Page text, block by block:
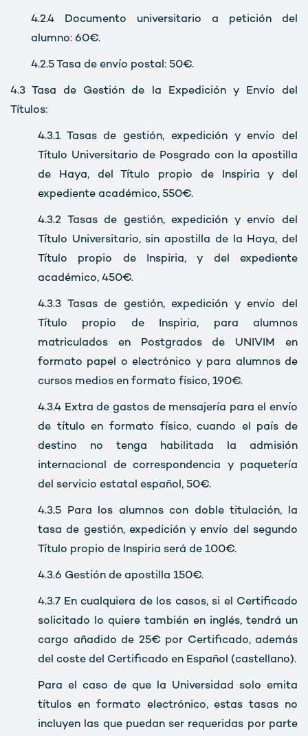
4.2.4 Documento universitario a petición del
alumno: 60€.
4.2.5Tasa de envío postal: 50€.
4.3 Tasa de Gestión de la Expedición y Envío del
Títulos:
4.3.1 Tasas de gestión, expedición y envío del
Título Universitario de Posgrado con la apostilla
de Haya, del Título propio de Inspiria y del
expediente académico, 550€.
4.3.2 Tasas de gestión, expedición y envío del
Título Universitario, sin apostilla de la Haya, del
Título propio de Inspiria, y del expediente
académico, 450€.
4.3.3 Tasas de gestión, expedición y envío del
Título propio de Inspiria, para alumnos
matriculados en Postgrados de UNIVIM en
formato papel o electrónico y para alumnos de
cursos medios en formato físico, 190€.
4.3.4 Extra de gastos de mensajería para el envío
de título en formato físico, cuando el país de
destino no tenga habilitada la admisión
internacional de correspondencia y paquetería
del servicio estatal español, 50€.
4.3.5 Para los alumnos con doble titulación, la
tasa de gestión, expedición y envío del segundo
Título propio de Inspiria será de 100€.
4.3.6 Gestión de apostilla 150€.
4.3.7 En cualquiera de los casos, si el Certificado
solicitado lo quiere también en inglés, tendrá un
cargo añadido de 25€ por Certificado, además
del coste del Certificado en Español (castellano).
Para el caso de que la Universidad solo emita
títulos en formato electrónico, estas tasas no
incluyen las que puedan ser requeridas por parte